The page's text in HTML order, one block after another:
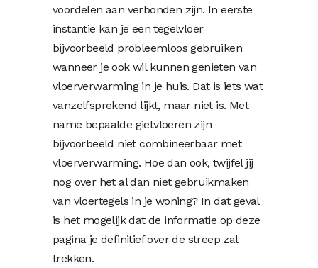
voordelen aan verbonden zijn. In eerste
instantie kan je een tegelvloer
bijvoorbeeld probleemloos gebruiken
wanneer je ook wil kunnen genieten van
vloerverwarming in je huis. Dat is iets wat
vanzelfsprekend lijkt, maar niet is. Met
name bepaalde gietvloeren zijn
bijvoorbeeld niet combineerbaar met
vloerverwarming. Hoe dan ook, twijfel jij
nog over het al dan niet gebruikmaken
van vloertegels in je woning? In dat geval
is het mogelijk dat de informatie op deze
pagina je definitief over de streep zal
trekken.